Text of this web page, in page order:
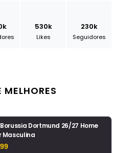
530k
Likes
230k
Seguidores
Dortmund 26/27 Home
Masculina